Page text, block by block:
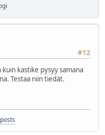
#12
kuin kastike pysyy samana
Testaa niin tiedät.